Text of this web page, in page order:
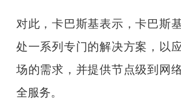
对此，卡巴斯基表示，卡巴斯
处一系列专门的解决方案，以
场的需求，并提供节点级到网
全服务。